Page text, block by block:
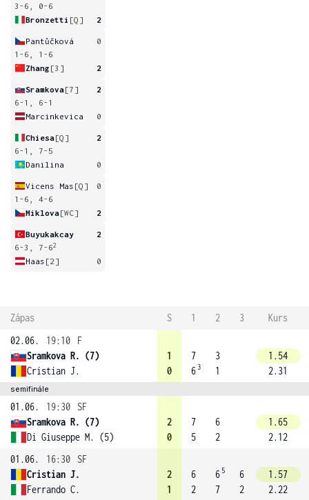
3-6, 0-6
Bronzetti [Q] 2
Pantůčková
0
1-6, 1-6
Zhang [3] 2
Sramkova[7]
2
6-1, 6-1
Marcinkevica
0
Chiesa[Q]
2
6-1, 7-5
Danilina
0
Vicens Mas [Q]
0
1-6, 4-6
Miklova[WC] 2
Buyukakcay
2
6-3, 7-62
Haas [2] 0
Zápas S 1 2 3
Kurs
02.06.
19:10
F
Sramkova R. (7)
Cristian J.
1
0
7
6 3
3
1
1.54
2.31
semifinále
01.06. 19:30
SF
Sramkova R. (7)
Di Giuseppe M. (5)
2
0
7
5
6
2
1.65
2.12
01.06.
16:30
SF
Cristian J.
Ferrando C.
2
1
6
2
6 5
7
6
2
1.57
2.22